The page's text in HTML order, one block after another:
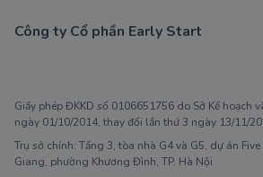
Công ty Cổ phần Early Start
Giấy phép ĐKKD số 0106651756 do Sở Kế hoạch
ngày 01/10/2014, thay đổi lần thứ 3 ngày 13/11/
Trụ sở chính: Tầng 3, tòa nhà G4 và G5, dự án
Giang, phường Khương Đình, TP. Hà Nội